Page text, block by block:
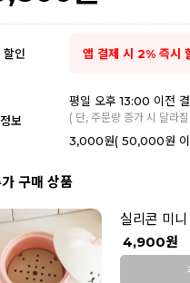
할인 앱 결제 시 2% 즉시
보
평일 오후 13:00 이전
( 단, 주문량 증가 시 달라
3,000원( 50,000원 이
구매 상품
실리콘 미
4,900원